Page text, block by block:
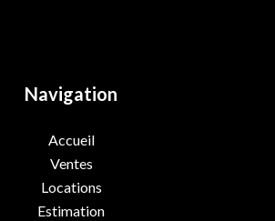
Navigation
Accueil
Ventes
Locations
Estimation